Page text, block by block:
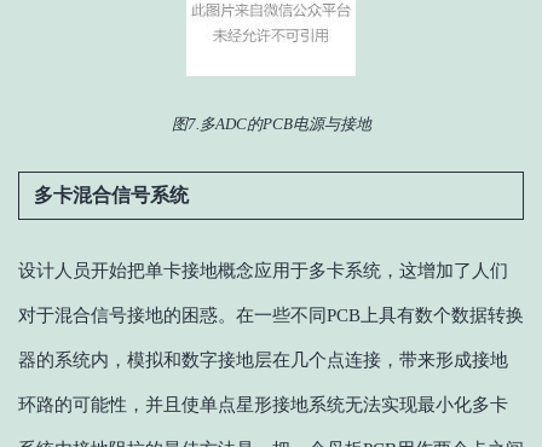
图7.多ADC的PCB电源与接地
多卡混合信号系统
设计人员开始把单卡接地概念应用于多卡系统，这增加了人们
对于混合信号接地的困惑。在一些不同PCB上具有数个数据转换
器的系统内，模拟和数字接地层在几个点连接，带来形成接地
环路的可能性，并且使单点星形接地系统无法实现最小化多卡